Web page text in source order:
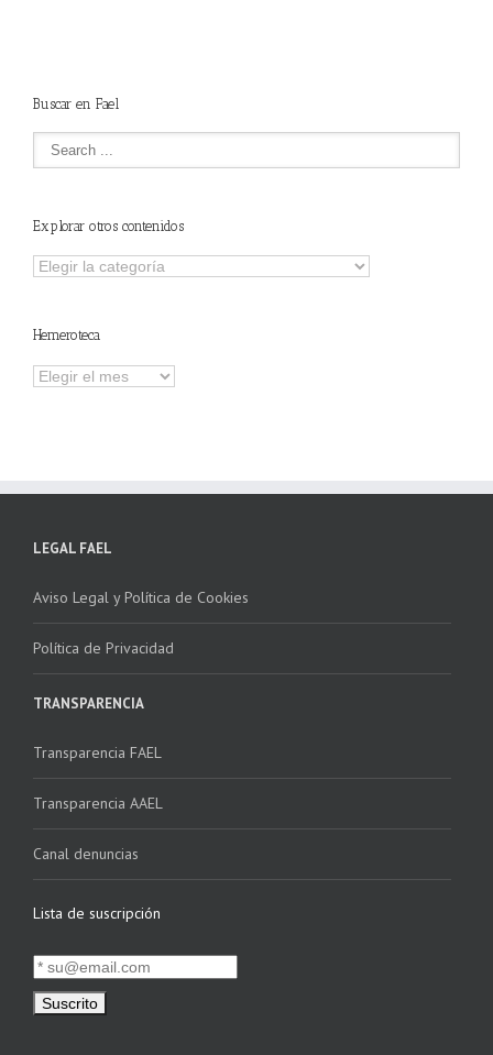
Buscar en Fael
Explorar otros contenidos
Explorar
Hemeroteca
Hemeroteca
LEGAL FAEL
Aviso Legal y Política de Cookies
Política de Privacidad
TRANSPARENCIA
Transparencia FAEL
Transparencia AAEL
Canal denuncias
Lista de suscripción